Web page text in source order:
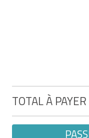
TOTAL À
1159 €
Dimensions :